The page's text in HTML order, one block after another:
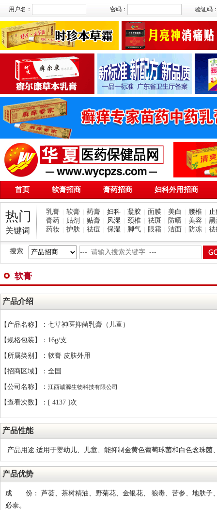
用户名： 密码： 验证码
首页 软膏招商 膏药招商 妇科外用招商
热门
关键词
乳膏 软膏 药膏 妇科 凝胶 面膜 美白 腰椎
止
膏药
贴剂 贴膏 风湿 颈椎 祛斑 防晒 美容
黑
药妆
护肤 祛痘 保湿 脚气 眼霜 洁面 防冻 祛
搜索
软膏
产品介绍
【产品名称】：七草神医抑菌乳膏（儿童）
【规格包装】：16g/支
【所属类别】：软膏 皮肤外用
【招商区域】：全国
【公司名称】： 江西诚源生物科技有限公司
【查看次数】：[ 4137 ]次
产品性能
产品用途:适用于婴幼儿、儿童、能抑制金黄色葡萄球菌和白色念珠菌
产品优势
成 份： 芦荟、茶树精油、野菊花、金银花、 狼毒、苦参、地肤子
必泰。